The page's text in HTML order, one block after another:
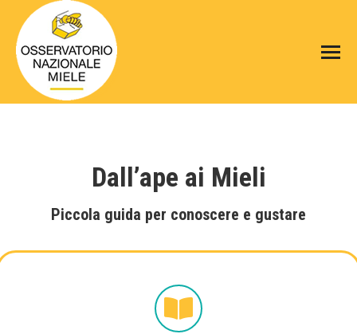
Dall’ape ai Mieli
Piccola guida per conoscere e gustare